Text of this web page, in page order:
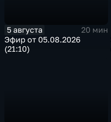
5 августа
20 мин
Эфир от 05.08.2026
(21:10)